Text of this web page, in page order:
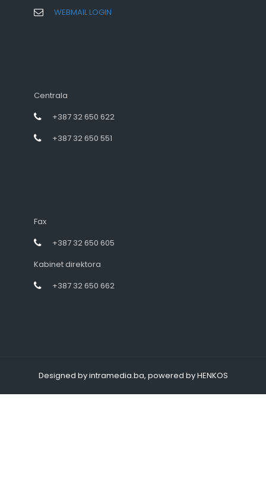
WEBMAIL LOGIN
Centrala
+387 32 650 622
+387 32 650 551
Fax
+387 32 650 605
Kabinet direktora
+387 32 650 662
Designed by intramedia.ba, powered by HENKOS